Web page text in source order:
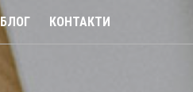
БЛОГ КОНТАКТИ